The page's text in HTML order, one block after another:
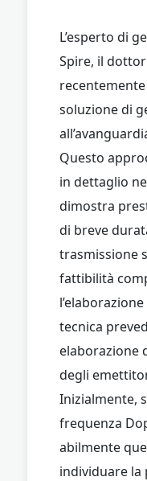
L’esperto di
Spire, il
soluzione di
Questo
in dettaglio
dimostra
di breve
trasmissione
fattibilità
tecnica
elaborazione
degli
Inizialmente,
frequenza
abilmente
individuare la